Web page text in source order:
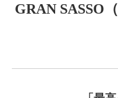
GRAN SASSO